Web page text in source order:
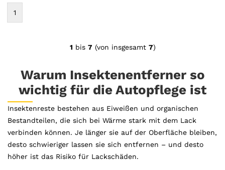
1
1 bis 7 (von insgesamt 7)
Warum Insektenentferner so
wichtig für die Autopflege ist
Insektenreste bestehen aus Eiweißen und organischen
Bestandteilen, die sich bei Wärme stark mit dem Lack
verbinden können. Je länger sie auf der Oberfläche bleiben,
desto schwieriger lassen sie sich entfernen – und desto
höher ist das Risiko für Lackschäden.